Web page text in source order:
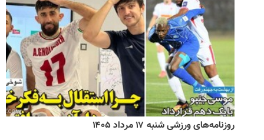
روزنامه‌های ورزشی شنبه ۱۷ مرداد ۱۴۰۵